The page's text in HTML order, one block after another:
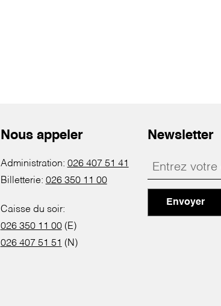
Nous appeler
Administration: 026 407 51 41
Billetterie: 026 350 11 00
Caisse du soir:
026 350 11 00(E)
026 407 51 51 (N)
Newsletter
Envoyer